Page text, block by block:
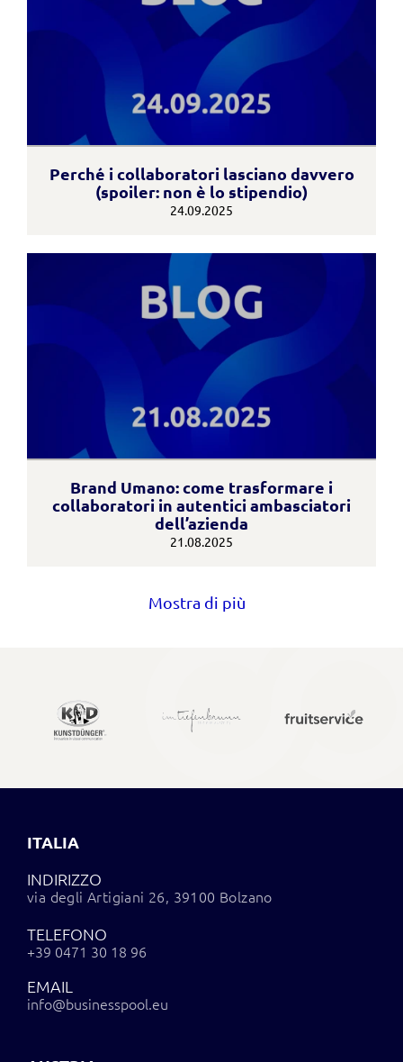
Perché i collaboratori lasciano davvero
(spoiler: non è lo stipendio)
24.09.2025
Brand Umano: come trasformare i
collaboratori in autentici ambasciatori
dell’azienda
21.08.2025
Mostra di più
ITALIA
INDIRIZZO
via degli Artigiani 26, 39100 Bolzano
TELEFONO
+39 0471 30 18 96
EMAIL
info@businesspool.eu